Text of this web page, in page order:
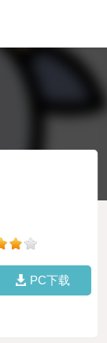
PC下载